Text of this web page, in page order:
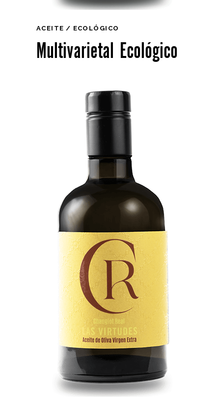
ACEITE ECOLÓGICO
Multivarietal Ecológico